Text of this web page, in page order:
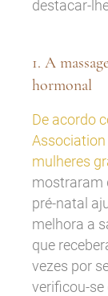
destacar-
1. A
hormonal
De acordo
Association
mulheres
mostraram
pré-natal
melhora a
que
vezes por
verificou-